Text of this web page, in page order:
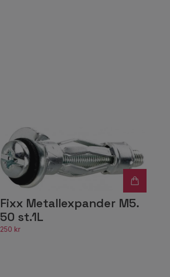
Fixx Metallexpander M5.
50 st.1L
250 kr